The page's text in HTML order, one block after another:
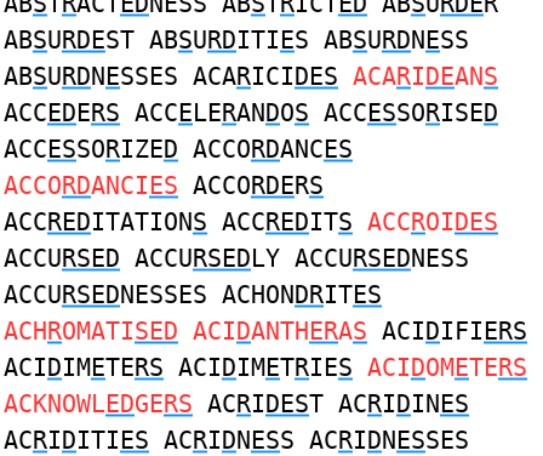
ABSURDEST ABSURDITIES ABSURDNESS
ABSURDNESSES ACARICIDES ACARIDEANS
ACCEDERS ACCELERANDOS ACCESSORISED
ACCESSORIZED ACCORDANCES
ACCORDANCIES ACCORDERS
ACCREDITATIONS ACCREDITS ACCROIDES
ACCURSED ACCURSEDLY ACCURSEDNESS
ACCURSEDNESSES ACHONDRITES
ACHROMATISED ACIDANTHERAS ACIDIFIERS
ACIDIMETERS ACIDIMETRIES ACIDOMETERS
ACKNOWLEDGERS ACRIDEST ACRIDINES
ACRIDITIES ACRIDNESS ACRIDNESSES